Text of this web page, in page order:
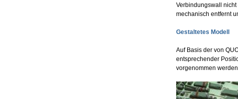
Verbindungswall
mechanisch entfernt
Gestaltetes Modell
Auf Basis der von
entsprechender
vorgenommen